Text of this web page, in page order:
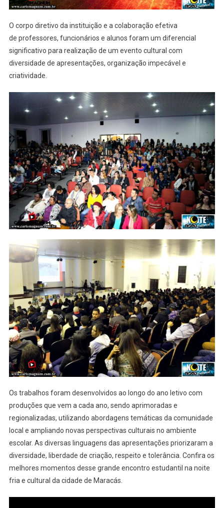
O corpo diretivo da instituição e a colaboração efetiva
de professores, funcionários e alunos foram um diferencial
significativo para realização de um evento cultural com
diversidade de apresentações, organização impecável e
criatividade.
Os trabalhos foram desenvolvidos ao longo do ano letivo com
produções que vem a cada ano, sendo aprimoradas e
regionalizadas, utilizando abordagens temáticas da comunidade
local e ampliando novas perspectivas culturais no ambiente
escolar. As diversas linguagens das apresentações priorizaram a
diversidade, liberdade de criação, respeito e tolerância. Confira os
melhores momentos desse grande encontro estudantil na noite
fria e cultural da cidade de Maracás.